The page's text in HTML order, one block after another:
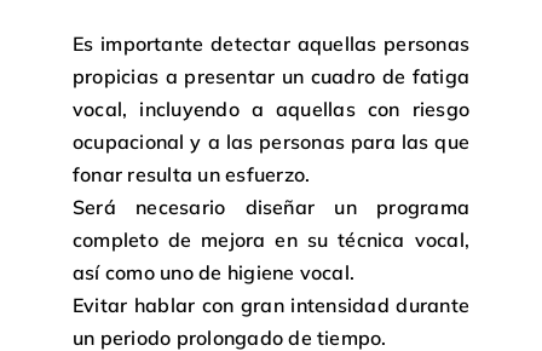
Es importante detectar aquellas personas
propicias a presentar un cuadro de fatiga
vocal, incluyendo a aquellas con riesgo
ocupacional y a las personas para las que
fonar resulta un esfuerzo.
Será necesario diseñar un programa
completo de mejora en su técnica vocal,
así como uno de higiene vocal.
Evitar hablar con gran intensidad durante
un periodo prolongado de tiempo.